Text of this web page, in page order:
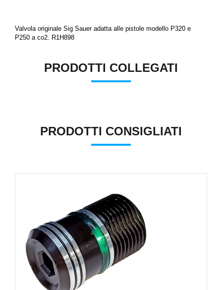
Valvola originale Sig Sauer adatta alle pistole modello P320 e
P250 a co2. R1H898
PRODOTTI COLLEGATI
PRODOTTI CONSIGLIATI